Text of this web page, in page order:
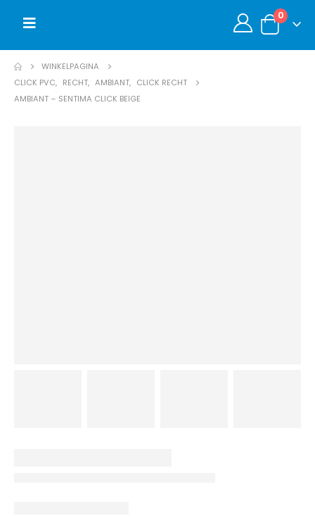
0
WINKELPAGINA
CLICK PVC, RECHT, AMBIANT, CLICK RECHT
AMBIANT – SENTIMA CLICK BEIGE